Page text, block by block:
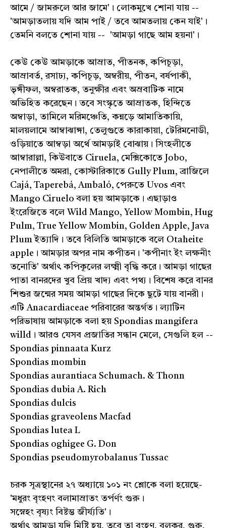
আমে / জামরুলে আর জামে'। লোকমুখে শোনা যায় --
'আমড়াতলায় যদি আম পাই / তবে আমতলায় কেন যাই'।
তেমনি বলতে শোনা যায় -- 'আমড়া গাছে আম হয়না'।
কেউ কেউ আমড়াকে আম্রাত, পীতনক, কপিচূড়া,
আম্রাবর্ত, রসাঢ্য, কপিচূড়, অম্বরীয়, পীতন, বর্ষপাকী,
ভৃঙ্গীফল, অম্বরাতক, তনুক্ষীর এবং অম্রবাটিক নামে
অভিহিত করেছেন। তবে সংস্কৃতে আম্রাতক, হিন্দিতে
অম্বাড়া, তামিলে মরিমঞ্চেতি, কন্নড়ে আমাতিকায়ি,
মালয়লামে আম্বাঝাঙ্গা, তেলুগুতে কারাকায়া, টেরিমনোডী,
ওড়িয়াতে আম্বড়া অর্থে আমড়াই বােঝায়। সিংহলীতে
আম্বারাল্লা, কিউবাতে Ciruela, মেক্সিকোতে Jobo,
নেপালীতে অমরা, কোস্টারিকাতে Gully Plum, ব্রাজিলে
Cajá, Taperebá, Ambaló, পেরুতে Uvos এবং
Mango Ciruelo বলা হয় আমড়াকে। এছাড়াও
ইংরেজিতে বলে Wild Mango, Yellow Mombin, Hug
Pulm, True Yellow Mombin, Golden Apple, Java
Plum ইত্যাদি। তবে বিলিতি আমড়াকে বলে Otaheite
apple। আমড়ার অপর নাম কপীতন। 'কপীনাং ইং লক্ষনীং
তনোতি' অর্থাৎ কপিকূলের লক্ষ্মী বৃদ্ধি করে। আমড়া গাছের
পাতা বানরদের খুব প্রিয় খাদ্য এবং পথ্য। বিশেষ করে বানর
শিশুর জন্মের সময় আমড়া গাছের দিকে ছুটে যায় বানরী।
এটি Anacardiaceae পরিবারের অন্তর্গত। ল্যাটিন
পরিভাষায় আমড়াকে বলা হয় Spondias mangifera
willd। আরও যেসব প্রজাতির সন্ধান মেলে, সেগুলি হল --
Spondias pinnaata Kurz
Spondias mombin
Spondias aurantiaca Schumach. & Thonn
Spondias dubia A. Rich
Spondias dulcis
Spondias graveolens Macfad
Spondias lutea L
Spondias oghigee G. Don
Spondias pseudomyrobalanus Tussac
চরক সূত্রস্থানের ২৭ অধ্যায়ে ১০১ নং শ্লোকে বলা হয়েছে-
'মধুরং বৃংহণং বলামাম্রাতং তর্পর্ণং গুরু।
সস্নেহং বৃষ্যং বিষ্টম্ভ জীর্য্যতি'।
অর্থাৎ আমড়া যদি মিষ্টি হয়, তবে তা বৃংহণ, বলকর, গুরু,